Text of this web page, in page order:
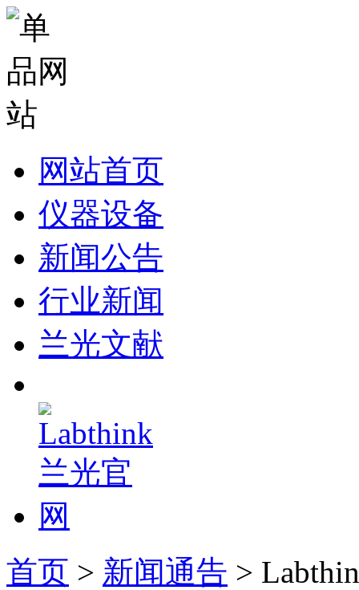
网站首页
仪器设备
新闻公告
行业新闻
兰光文献
首页 > 新闻通告 >